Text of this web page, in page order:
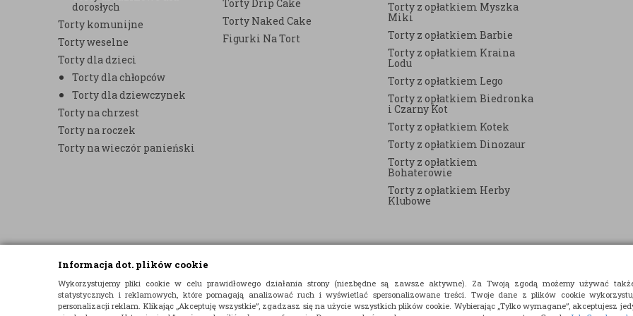
Informacja dot. plików cookie
Wykorzystujemy pliki cookie w celu prawidłowego działania strony (niezbędne są zawsze aktywne). Za Twoją zgodą możemy używać
statystycznych i reklamowych, które pomagają analizować ruch i wyświetlać spersonalizowane treści. Twoje dane z plików cookie
personalizacji reklam. Klikając „Akceptuję wszystkie”, zgadzasz się na użycie wszystkich plików cookie. Wybierając „Tylko wymagane”, akceptujesz
dorosłych
Torty komunijne
Torty weselne
Torty dla dzieci
Torty dla chłopców
Torty dla dziewczynek
Torty na chrzest
Torty na roczek
Torty na wieczór panieński
Torty Drip Cake
Torty Naked Cake
Figurki Na Tort
Torty z opłatkiem Myszka
Miki
Torty z opłatkiem Barbie
Torty z opłatkiem Kraina
Lodu
Torty z opłatkiem Lego
Torty z opłatkiem Biedronka
i Czarny Kot
Torty z opłatkiem Kotek
Torty z opłatkiem Dinozaur
Torty z opłatkiem
Bohaterowie
Torty z opłatkiem Herby
Klubowe
© 2015 E-TORT.PL - WSZELKIE PRAWA ZASTRZEŻONE
PROJEKT I OPROGRAMOWANIE SKLEPU:EBEXO